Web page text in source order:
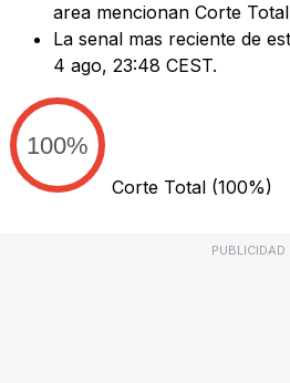
area mencionan Corte
La senal mas reciente de
4 ago, 23:48 CEST.
100%
Corte Total (100%)
PUBLICIDAD